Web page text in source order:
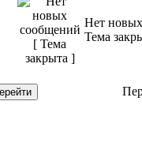
Нет
Тема